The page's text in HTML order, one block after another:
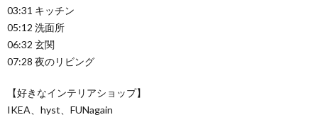
03:31 キッチン
05:12 洗面所
06:32 玄関
07:28 夜のリビング
【好きなインテリアショップ】
IKEA、hyst、FUNagain